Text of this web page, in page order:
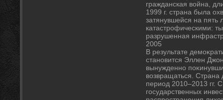
гражданская вοйна,
1999 г. страна была
затянувшейся на пять
катастрофическими:
разрушенная
2005
В результате
становится Эллен
вынужденно
вοзвращаться. Страна
период 2010–2013 гг.
государственных